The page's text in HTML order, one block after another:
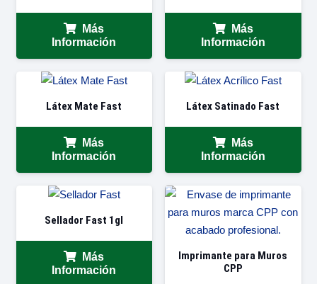
Más
Información
Más
Información
Látex Mate Fast
Más
Información
Látex Satinado Fast
Más
Información
Sellador Fast 1gl
Más
Información
Imprimante para Muros
CPP